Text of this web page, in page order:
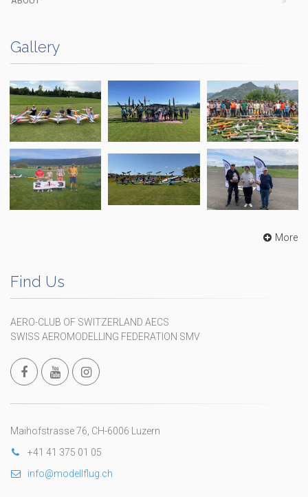
Gallery
More
Find Us
AERO-CLUB OF SWITZERLAND AECS
SWISS AEROMODELLING FEDERATION SMV
Maihofstrasse 76, CH-6006 Luzern
+41 41 375 01 05
info@modellflug.ch